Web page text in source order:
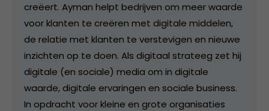
creëert. Ayman helpt bedrijven om meer waarde
voor klanten te creëren met digitale middelen,
de relatie met klanten te verstevigen en nieuwe
inzichten op te doen. Als digitaal strateeg zet hij
digitale (en sociale) media om in digitale
waarde, digitale ervaringen en sociale business.
In opdracht voor kleine en grote organisaties